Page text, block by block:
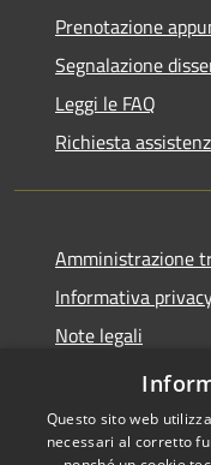
Prenotazione
Segnalazione
Leggi le FAQ
Richiesta
Amministrazione
Informativa
Note legali
Dichiarazione di
Questo sito web
necessari al corretto